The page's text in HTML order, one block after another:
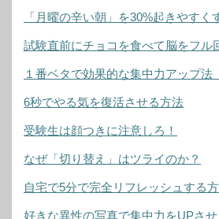
「月曜の辛い朝」を30%起きやすく
試験直前にチョコを食べて脳をフル
１番ベタで効果的な集中力アップ法
6秒でやる気を復活させる方法
受験生は顔つきに注意しろ！
なぜ「切り替え」はツライのか？
自宅で5分で完全リフレッシュする
好きな異性の写真で集中力をUPさ